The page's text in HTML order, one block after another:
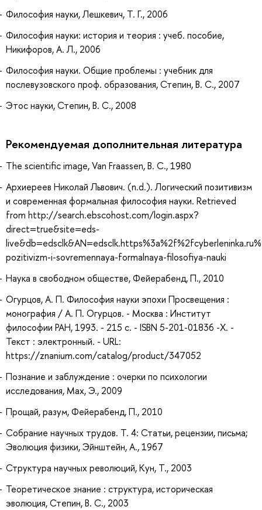
Философия науки, Лешкевич, Т. Г., 2006
Философия науки: история и теория : учеб. пособие,
Никифоров, А. Л., 2006
Философия науки. Общие проблемы : учебник для
послевузовского проф. образования, Степин, В. С., 2007
Этос науки, Степин, В. С., 2008
Рекомендуемая дополнительная литература
The scientific image, Van Fraassen, B. C., 1980
Архиереев Николай Львович. (n.d.). Логический позитивизм
и современная формальная философия науки. Retrieved
from http://search.ebscohost.com/login.aspx?
direct=true&site=eds-
pozitivizm-i-sovremennaya-formalnaya-filosofiya-nauki
Наука в свободном обществе, Фейерабенд, П., 2010
Огурцов, А. П. Философия науки эпохи Просвещения :
монография / А. П. Огурцов. - Москва : Институт
философии РАН, 1993. - 215 с. - ISBN 5-201-01836 -Х. -
Текст : электронный. - URL:
https://znanium.com/catalog/product/347052
Познание и заблуждение : очерки по психологии
исследования, Мах, Э., 2009
Прощай, разум, Фейерабенд, П., 2010
Собрание научных трудов. Т. 4: Статьи, рецензии, письма;
Эволюция физики, Эйнштейн, А., 1967
Структура научных революций, Кун, Т., 2003
Теоретическое знание : структура, историческая
эволюция, Степин, В. С., 2003